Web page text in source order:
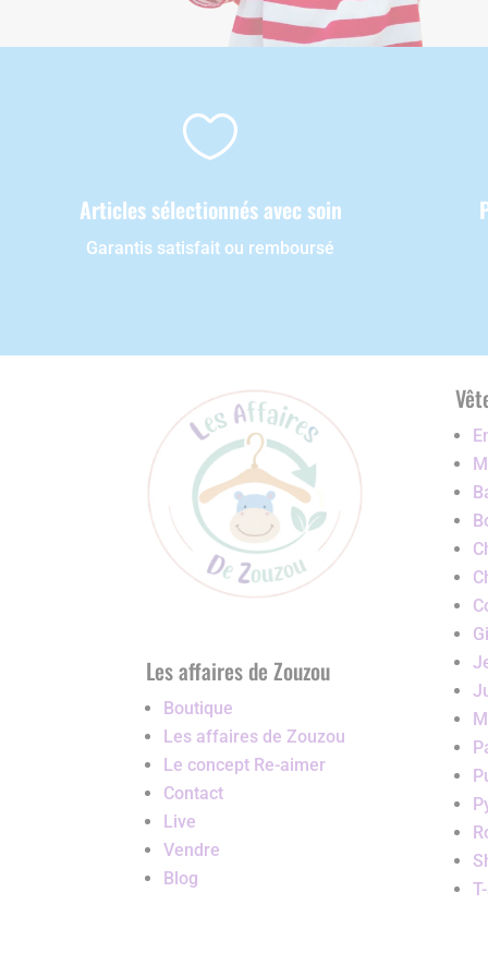

Articles sélectionnés avec soin
Garantis satisfait ou remboursé
Les affaires de Zouzou
Boutique
Les affaires de Zouzou
Le concept Re-aimer
Contact
Live
Vendre
Blog